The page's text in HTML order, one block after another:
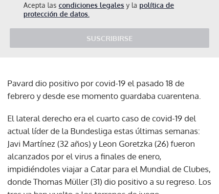
Acepta las condiciones legales y la política de
protección de datos.
SUSCRIBIRSE
Pavard dio positivo por covid-19 el pasado 18 de
febrero y desde ese momento guardaba cuarentena.
El lateral derecho era el cuarto caso de covid-19 del
actual líder de la Bundesliga estas últimas semanas:
Javi Martínez (32 años) y Leon Goretzka (26) fueron
alcanzados por el virus a finales de enero,
impidiéndoles viajar a Catar para el Mundial de Clubes,
donde Thomas Müller (31) dio positivo a su regreso. Los